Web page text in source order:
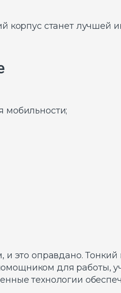
корпус станет лучшей
мобильности;
это оправдано.
для работы,
технологии